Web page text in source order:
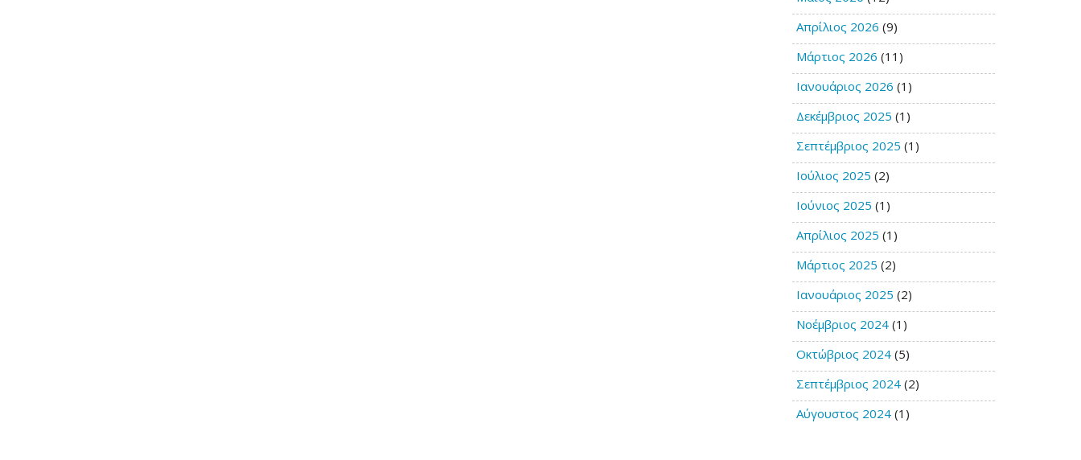
Απρίλιος 2026 (9)
Μάρτιος 2026 (11)
Ιανουάριος 2026 (1)
Δεκέμβριος 2025 (1)
Σεπτέμβριος 2025 (1)
Ιούλιος 2025 (2)
Ιούνιος 2025 (1)
Απρίλιος 2025 (1)
Μάρτιος 2025 (2)
Ιανουάριος 2025 (2)
Νοέμβριος 2024(1)
Οκτώβριος 2024(5)
Σεπτέμβριος 2024(2)
Αύγουστος 2024(1)